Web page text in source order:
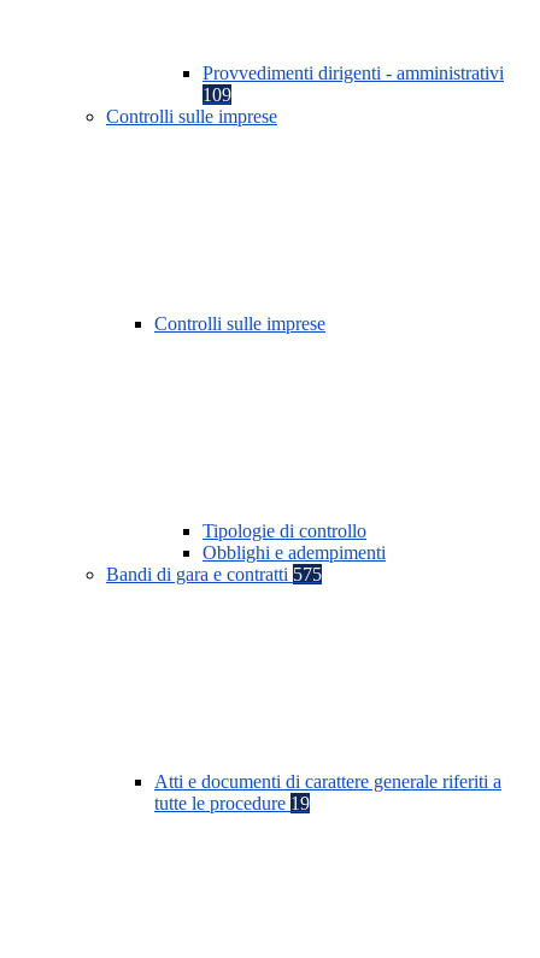
Provvedimenti dirigenti - amministrativi
109
Controlli sulle imprese
Controlli sulle imprese
Tipologie di controllo
Obblighi e adempimenti
Bandi di gara e contratti 575
Atti e documenti di carattere generale riferiti a
tutte le procedure 19